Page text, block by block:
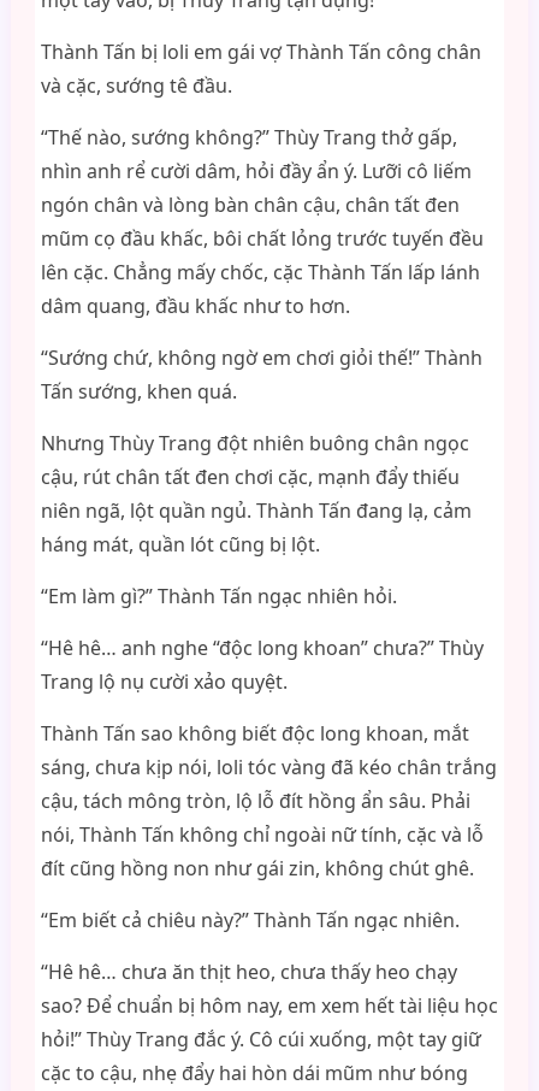
Thành Tấn bị loli em gái vợ Thành Tấn công chân
và cặc, sướng tê đầu.
“Thế nào, sướng không?” Thùy Trang thở gấp,
nhìn anh rể cười dâm, hỏi đầy ẩn ý. Lưỡi cô liếm
ngón chân và lòng bàn chân cậu, chân tất đen
mũm cọ đầu khấc, bôi chất lỏng trước tuyến đều
lên cặc. Chẳng mấy chốc, cặc Thành Tấn lấp lánh
dâm quang, đầu khấc như to hơn.
“Sướng chứ, không ngờ em chơi giỏi thế!” Thành
Tấn sướng, khen quá.
Nhưng Thùy Trang đột nhiên buông chân ngọc
cậu, rút chân tất đen chơi cặc, mạnh đẩy thiếu
niên ngã, lột quần ngủ. Thành Tấn đang lạ, cảm
háng mát, quần lót cũng bị lột.
“Em làm gì?” Thành Tấn ngạc nhiên hỏi.
“Hê hê… anh nghe “độc long khoan” chưa?” Thùy
Trang lộ nụ cười xảo quyệt.
Thành Tấn sao không biết độc long khoan, mắt
sáng, chưa kịp nói, loli tóc vàng đã kéo chân trắng
cậu, tách mông tròn, lộ lỗ đít hồng ẩn sâu. Phải
nói, Thành Tấn không chỉ ngoài nữ tính, cặc và lỗ
đít cũng hồng non như gái zin, không chút ghê.
“Em biết cả chiêu này?” Thành Tấn ngạc nhiên.
“Hê hê… chưa ăn thịt heo, chưa thấy heo chạy
sao? Để chuẩn bị hôm nay, em xem hết tài liệu học
hỏi!” Thùy Trang đắc ý. Cô cúi xuống, một tay giữ
cặc to cậu, nhẹ đẩy hai hòn dái mũm như bóng